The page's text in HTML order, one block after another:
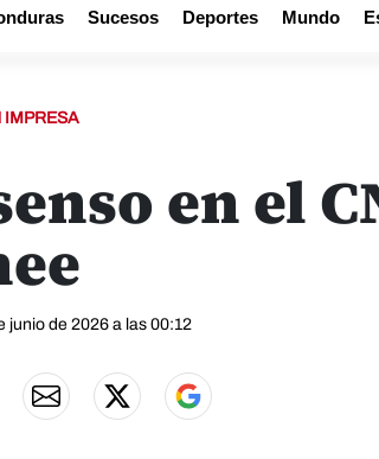
Sucesos Deportes Mundo
IMPRESA
en el
junio de 2026 a las 00:12